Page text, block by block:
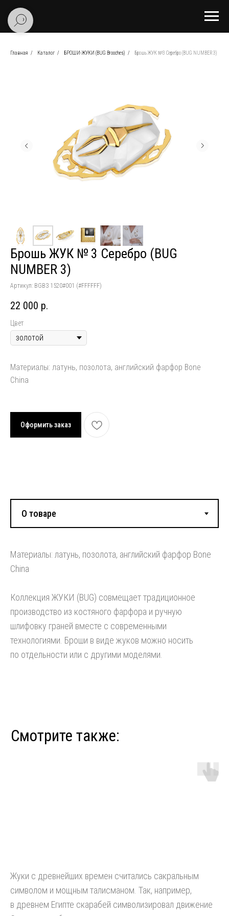
Главная / Каталог / БРОШИ-ЖУКИ (BUG Brooches) / Брошь ЖУК №3 Серебро (BUG NUMBER 3)
Брошь ЖУК № 3 Серебро (BUG
NUMBER 3)
Артикул: BGB3 1520#001 (#FFFFFF)
22 000 р.
Цвет
Материалы: латунь, позолота, английский фарфор Bone
China
Оформить заказ
Материалы: латунь, позолота, английский фарфор Bone
China
Коллекция ЖУКИ (BUG) совмещает традиционное
производство из костяного фарфора и ручную
шлифовку граней вместе с современными
технологиями. Броши в виде жуков можно носить
по отдельности или с другими моделями.
Смотрите также:
Жуки с древнейших времен считались сакральным
символом и мощным талисманом. Так, например,
в древнем Египте скарабей символизировал движение